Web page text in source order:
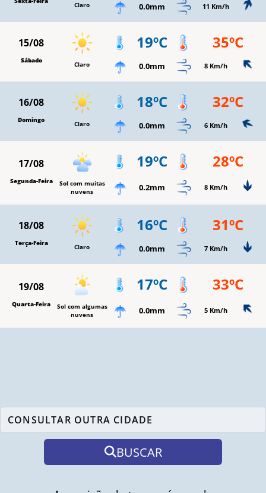
Claro 0.0mm 11 Km/h
15/08
Sábado Claro
19ºC 35ºC
0.0mm 8 Km/h
16/08
Domingo Claro
18ºC 32ºC
0.0mm 6 Km/h
17/08
Segunda-Feira
Sol com muitas
nuvens
19ºC 28ºC
0.2mm 8 Km/h
18/08
Terça-Feira Claro
16ºC 31ºC
0.0mm 7 Km/h
19/08
Quarta-Feira
Sol com algumas
nuvens
17ºC 33ºC
0.0mm 5 Km/h
BUSCAR